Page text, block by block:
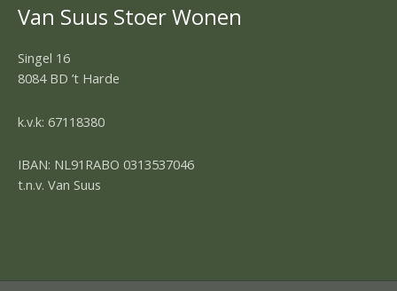
Van Suus Stoer Wonen
Singel 16
8084 BD ’t Harde
k.v.k: 67118380
IBAN: NL91RABO 0313537046
t.n.v. Van Suus